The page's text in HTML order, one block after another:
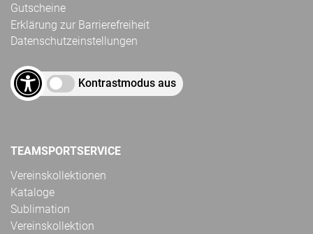
Gutscheine
Erklärung zur Barrierefreiheit
Datenschutzeinstellungen
Kontrastmodus aus
TEAMSPORTSERVICE
Vereinskollektionen
Kataloge
Sublimation
Vereinskollektion